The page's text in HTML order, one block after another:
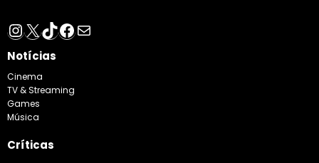
Instagram
X TikTok
Facebook
E-mail
Notícias
Cinema
TV & Streaming
Games
Música
Críticas